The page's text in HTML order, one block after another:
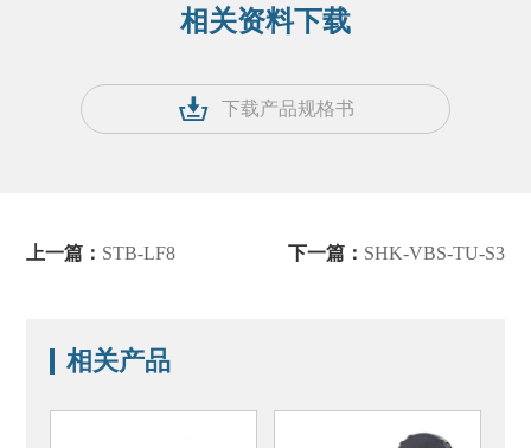
相关资料下载
下载产品规格书
上一篇： STB-LF8 下一篇： SHK-VBS-TU-S3
相关产品